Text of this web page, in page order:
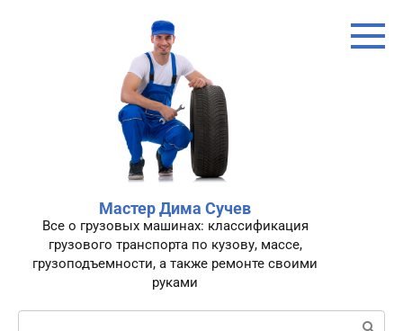
Мастер Дима Сучев
Все о грузовых машинах: классификация
грузового транспорта по кузову, массе,
грузоподъемности, а также ремонте своими
руками
Поиск: